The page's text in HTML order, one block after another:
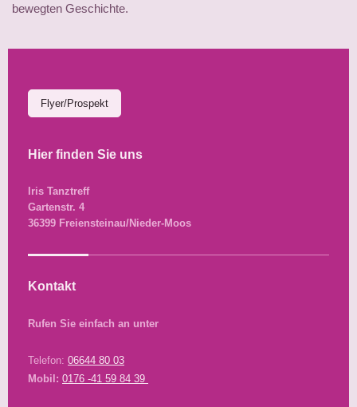
bewegten Geschichte.
Flyer/Prospekt
Hier finden Sie uns
Iris Tanztreff
Gartenstr. 4
36399 Freiensteinau/Nieder-Moos
Kontakt
Rufen Sie einfach an unter
Telefon: 06644 80 03
Mobil: 0176 -41 59 84 39